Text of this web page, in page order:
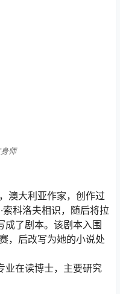
师
澳大利亚作家，创作过
科洛夫相识，随后将拉
成了剧本。该剧本入围
，后改写为她的小说处
业在读博士，主要研究